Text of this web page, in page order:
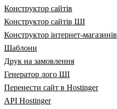
Конструктор сайтів
Конструктор сайтів ШІ
Конструктор інтернет-магазинів
Шаблони
Друк на замовлення
Генератор лого ШІ
Перенести сайт в Hostinger
API Hostinger